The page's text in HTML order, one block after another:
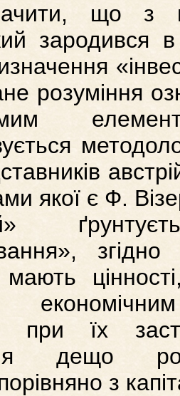
що з
зародився
розуміння
якої є Ф.
при їх
дещо
з